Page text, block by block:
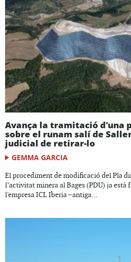
Avança la tramitació d'una
sobre el runam salí de
judicial de retirar-lo
GEMMA GARCIA
El procediment de modificació del Pla
l’activitat minera al Bages (PDU) ja
l'empresa ICL Iberia –antiga...